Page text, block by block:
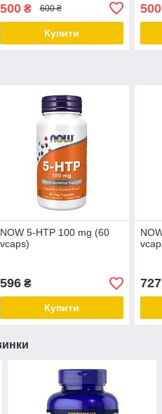
500₴ 600 ₴
Купити
500
NOW 5-HTP 100 mg (60
vcaps)
596₴
Купити
727